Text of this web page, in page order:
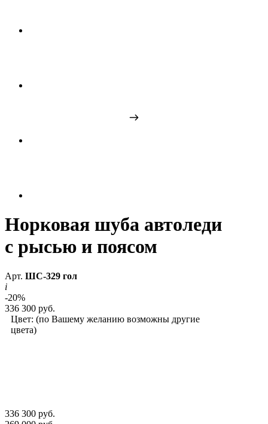
Норковая шуба автоледи
с рысью и поясом
Арт. ШС-329 гол
i
-20%
336 300 руб.
Цвет: (по Вашему желанию возможны другие
цвета)
336 300 руб.